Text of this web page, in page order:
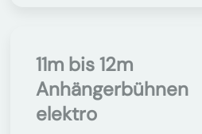
11m bis 12m
Anhängerbühnen
elektro